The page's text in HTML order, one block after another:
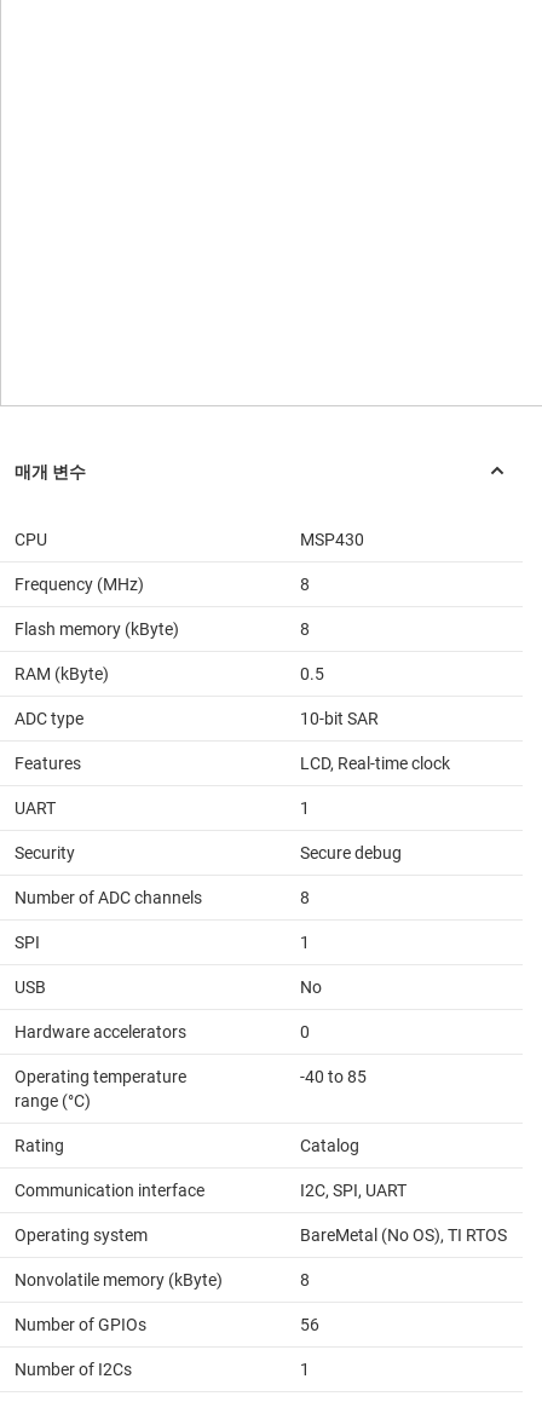
CPU MSP430
Frequency (MHz) 8
Flash memory (kByte) 8
RAM (kByte) 0.5
ADC type 10-bit SAR
Features LCD, Real-time clock
UART 1
Security Secure debug
Number of ADC channels 8
SPI 1
USB No
Hardware accelerators 0
Operating temperature
range (°C)
-40 to 85
Rating Catalog
Communication interface I2C, SPI, UART
Operating system BareMetal (No OS), TI RTOS
Nonvolatile memory (kByte) 8
Number of GPIOs 56
Number of I2Cs 1